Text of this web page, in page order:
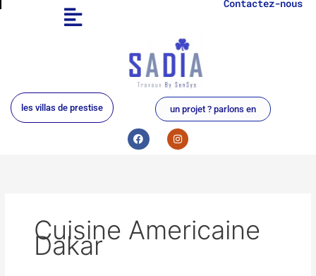
Aller
Contactez-nous
les villas de prestise un projet ? parlons en
F
a
c
I
n
s
Cuisine Americaine
Dakar